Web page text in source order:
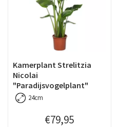
Kamerplant Strelitzia
Nicolai
"Paradijsvogelplant"
24cm
€79,95